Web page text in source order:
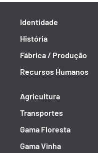
Identidade
História
Fábrica / Produção
Recursos Humanos
Agricultura
Transportes
Gama Floresta
Gama Vinha